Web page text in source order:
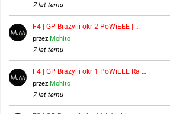
7 lat temu
F4 | GP Brazylii okr 2 PoWiEEE | …
przez Mohito
7 lat temu
F4 | GP Brazylii okr 1 PoWiEEE Ra …
przez Mohito
7 lat temu